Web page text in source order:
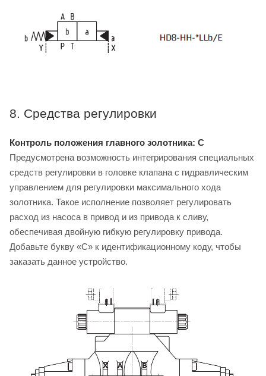
8. Средства регулировки
Контроль положения главного золотника: C
Предусмотрена возможность интегрирования специальных
средств регулировки в головке клапана с гидравлическим
управлением для регулировки максимального хода
золотника. Такое исполнение позволяет регулировать
расход из насоса в привод и из привода к сливу,
обеспечивая двойную гибкую регулировку привода.
Добавьте букву «C» к идентификационному коду, чтобы
заказать данное устройство.